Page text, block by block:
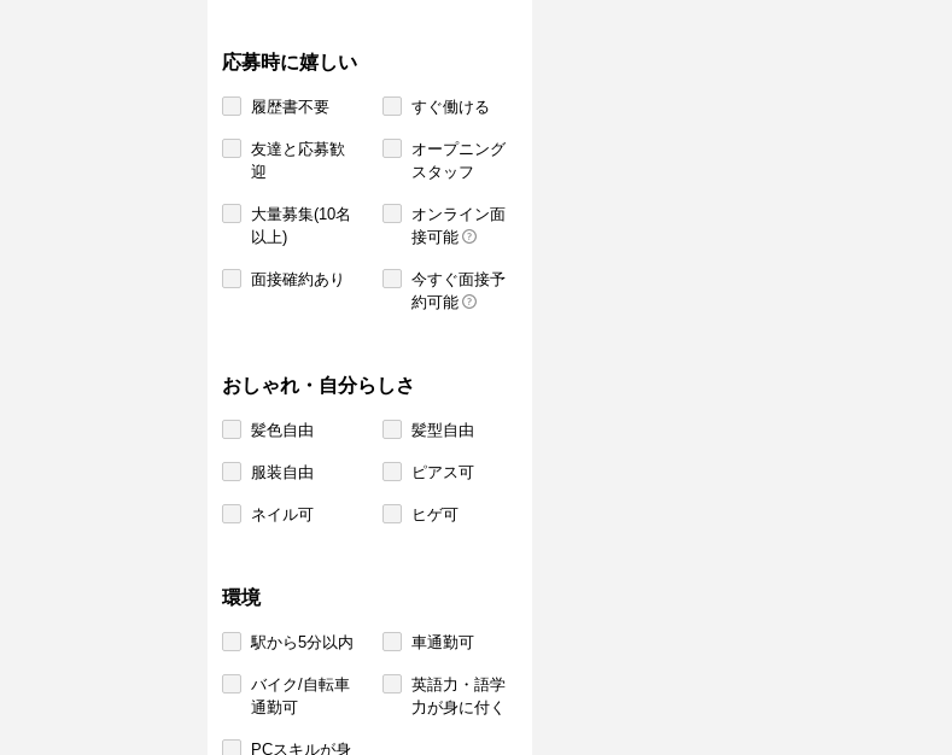
応募時に嬉しい
履歴書不要 すぐ働ける
友達と応募歓
迎
オープニング
スタッフ
大量募集(10名
以上)
オンライン面
接可能
面接確約あり
今すぐ面接予
約可能
おしゃれ・自分らしさ
髪色自由 髪型自由
服装自由 ピアス可
ネイル可 ヒゲ可
環境
駅から5分以内 車通勤可
バイク/自転車
通勤可
英語力・語学
力が身に付く
PCスキルが身